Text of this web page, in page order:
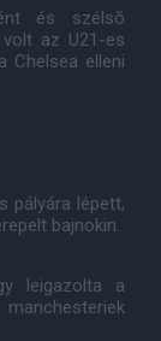
és szélsõ
az U21-es
Chelsea elleni
pályára lépett,
bajnokin.
leigazolta a